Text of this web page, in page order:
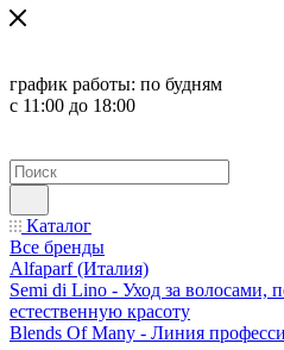
график работы: по будням
с 11:00 до 18:00
Каталог
Все бренды
Alfaparf (Италия)
Semi di Lino - Уход за волосами,
естественную красоту
Blends Of Many - Линия